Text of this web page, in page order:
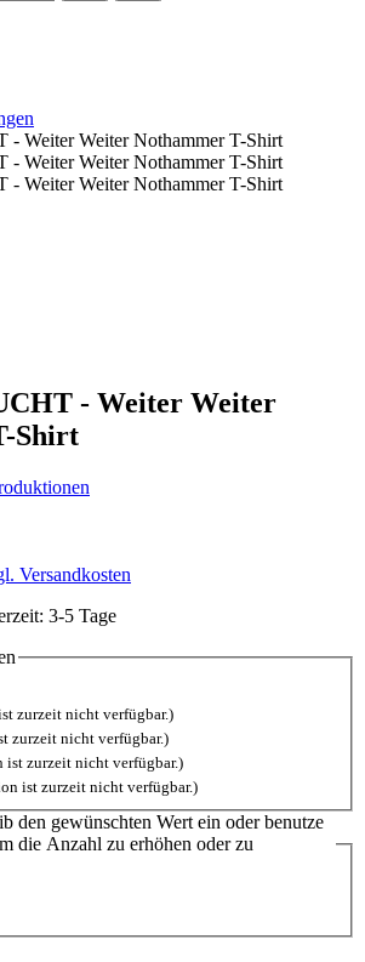
- Weiter Weiter
Shirt
Versandkosten
3-5 Tage
zurzeit nicht verfügbar.)
zurzeit nicht verfügbar.)
ist zurzeit nicht verfügbar.)
ist zurzeit nicht verfügbar.)
den gewünschten Wert ein oder benutze
die Anzahl zu erhöhen oder zu